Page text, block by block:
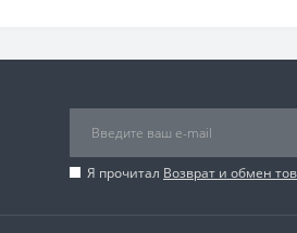
Я прочитал Возврат и обмен